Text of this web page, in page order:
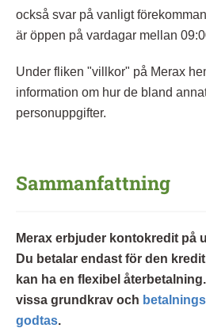
också svar på vanligt
är öppen på vardagar mellan
Under fliken "villkor" på Merax
information om hur de bland
personuppgifter.
Sammanfattning
Merax erbjuder kontokredit på
Du betalar endast för den
kan ha en flexibel
vissa grundkrav och
godtas.